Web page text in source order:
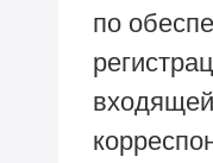
по